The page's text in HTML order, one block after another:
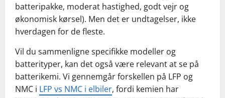
batteripakke, moderat hastighed, godt vejr og
økonomisk kørsel). Men det er undtagelser, ikke
hverdagen for de fleste.
Vil du sammenligne specifikke modeller og
batterityper, kan det også være relevant at se på
batterikemi. Vi gennemgår forskellen på LFP og
NMC i LFP vs NMC i elbiler, fordi kemien har